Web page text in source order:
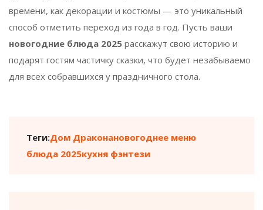
времени, как декорации и костюмы — это уникальный
способ отметить переход из года в год. Пусть ваши
новогодние блюда 2025 расскажут свою историю и
подарят гостям частичку сказки, что будет незабываемо
для всех собравшихся у праздничного стола.
Теги:Дом Драконановогоднее меню
блюда 2025кухня фэнтези